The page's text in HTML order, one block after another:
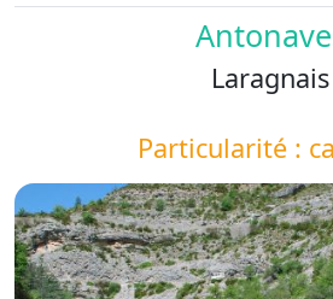
Laragnais
Particularité :